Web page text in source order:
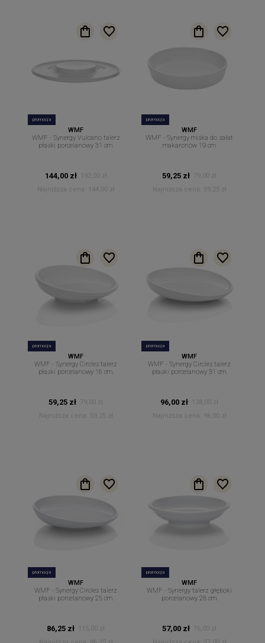
promocja
WMF
WMF - Synergy Vulcano talerz
płaski porcelanowy 31 cm.
144,00 zł
192,00 zł
Najniższa cena:
144,00 zł
promocja
WMF
WMF - Synergy miska do sałat
makaronów 19 cm
59,25 zł
79,00 zł
Najniższa cena:
59,25 zł
promocja
WMF
WMF - Synergy Circles talerz
płaski porcelanowy 16 cm.
59,25 zł
79,00 zł
Najniższa cena:
59,25 zł
promocja
WMF
WMF - Synergy Circles talerz
płaski porcelanowy 31 cm.
96,00 zł
128,00 zł
Najniższa cena:
96,00 zł
promocja
WMF
WMF - Synergy Circles talerz
płaski porcelanowy 25 cm.
86,25 zł
115,00 zł
promocja
WMF
WMF - Synergy talerz głęboki
porcelanowy 28 cm.
57,00 zł
76,00 zł